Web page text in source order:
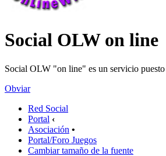
Social OLW on line
Social OLW "on line" es un servicio puesto
Obviar
Red Social
Portal ‹
Asociación •
Portal/Foro Juegos
Cambiar tamaño de la fuente